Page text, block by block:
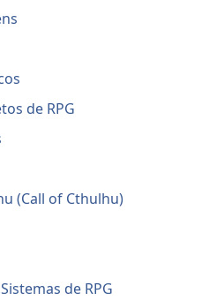
de RPG
(Call of Cthulhu)
de RPG